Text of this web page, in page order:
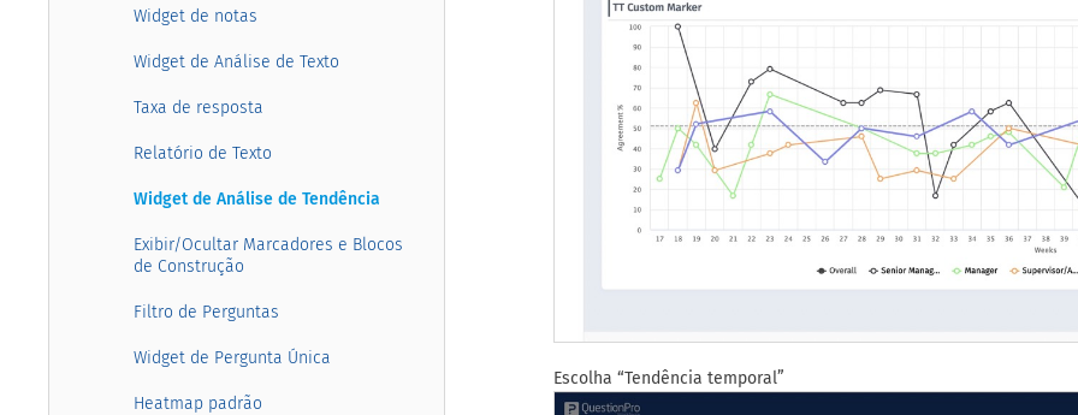
Widget de notas
Widget de Análise de Texto
Taxa de resposta
Relatório de Texto
Widget de Análise de Tendência
Exibir/Ocultar Marcadores e Blocos
de Construção
Filtro de Perguntas
Widget de Pergunta Única
Heatmap padrão
Escolha “Tendência temporal”